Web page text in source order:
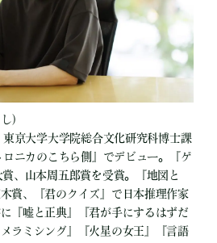
）
京大学大学院総合文化研究科博士課
ニカのこちら側』でデビュー。『ゲ
、山本周五郎賞を受賞。『地図と
賞、『君のクイズ』で日本推理作家
『嘘と正典』『君が手にするはずだ
ラミシング』『火星の女王』『言語